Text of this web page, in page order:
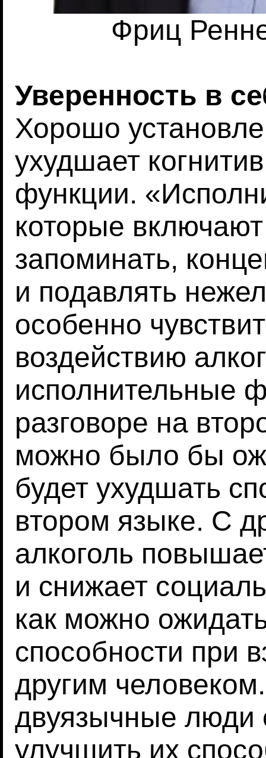
Фриц
Уверенность в
Хорошо
ухудшает
функции.
которые
запоминать,
и подавлять
особенно
воздействию
исполнительные
разговоре на
можно было бы
будет ухудшать
втором языке. С
алкоголь
и снижает
как можно
способности при
другим
двуязычные люди
улучшить их